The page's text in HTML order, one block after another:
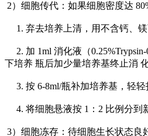
2）细胞传代：如果细胞密度达
1. 弃去培养上清，用不含钙、镁
2. 加 1ml 消化液（
下培养 瓶后加少量培养基终止消
3. 按 6-8ml/瓶补加培养基，轻轻
4. 将细胞悬液按 1：2 比例分到
3）细胞冻存：待细胞生长状态良